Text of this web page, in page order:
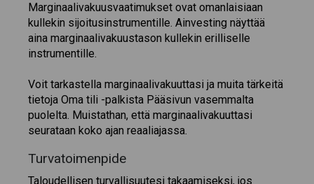
Marginaalivakuusvaatimukset ovat omanlaisiaan
kullekin sijoitusinstrumentille. Ainvesting näyttää
aina marginaalivakuustason kullekin erilliselle
instrumentille.
Voit tarkastella marginaalivakuuttasi ja muita tärkeitä
tietoja Oma tili -palkista Pääsivun vasemmalta
puolelta. Muistathan, että marginaalivakuuttasi
seurataan koko ajan reaaliajassa.
Turvatoimenpide
Taloudellisen turvallisuutesi takaamiseksi, jos